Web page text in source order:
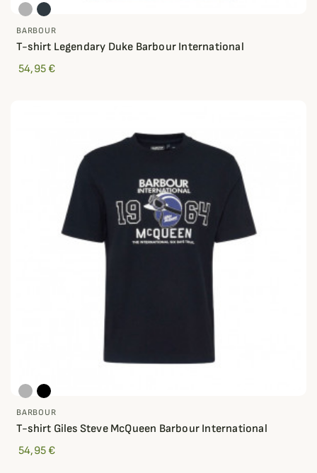
BARBOUR
T-shirt Legendary Duke Barbour International
54,95 €
BARBOUR
T-shirt Giles Steve McQueen Barbour International
54,95 €